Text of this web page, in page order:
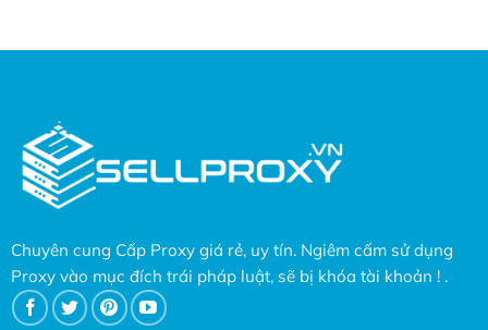
Chuyên cung Cấp Proxy giá rẻ, uy tín. Ngiêm cấm sử dụng
Proxy vào mục đích trái pháp luật, sẽ bị khóa tài khoản ! .